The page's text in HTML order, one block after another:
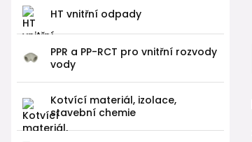
HT vnitřní odpady
PPR a PP-RCT pro vnitřní rozvody
vody
Kotvící materiál, izolace,
stavební chemie